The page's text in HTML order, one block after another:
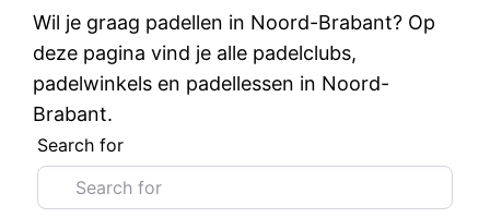
Wil je graag padellen in Noord-Brabant? Op
deze pagina vind je alle padelclubs,
padelwinkels en padellessen in Noord-
Brabant.
Search for